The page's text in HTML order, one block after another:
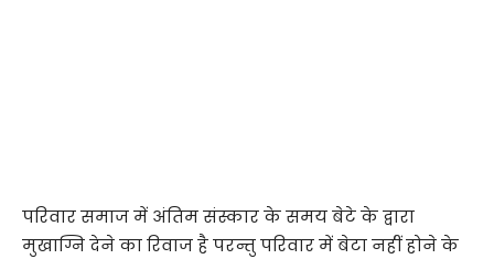
परिवार समाज में अंतिम संस्कार के समय बेटे के द्वारा
मुखाग्नि देने का रिवाज है परन्तु परिवार में बेटा नहीं होने के